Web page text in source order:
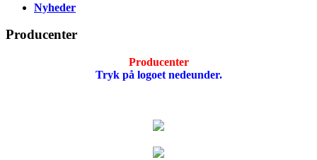
Nyheder
Producenter
Producenter
Tryk på logoet nedeunder.